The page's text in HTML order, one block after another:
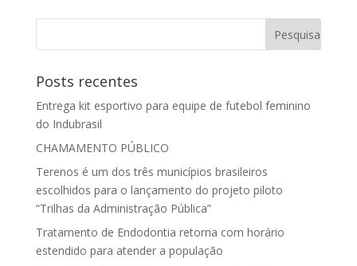
Posts recentes
Entrega kit esportivo para equipe de futebol feminino
do Indubrasil
CHAMAMENTO PÚBLICO
Terenos é um dos três municípios brasileiros
escolhidos para o lançamento do projeto piloto
“Trilhas da Administração Pública”
Tratamento de Endodontia retorna com horário
estendido para atender a população